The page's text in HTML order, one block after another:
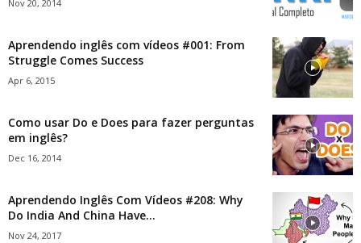
Nov 20, 2014
Aprendendo inglês com vídeos #001: From
Struggle Comes Success
Apr 6, 2015
Como usar Do e Does para fazer perguntas
em inglês?
Dec 16, 2014
Aprendendo Inglês Com Vídeos #208: Why
Do India And China Have...
Nov 24, 2017